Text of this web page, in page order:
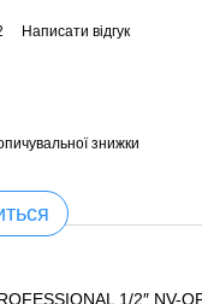
Написати відгук
знижки
1/2″ NV-